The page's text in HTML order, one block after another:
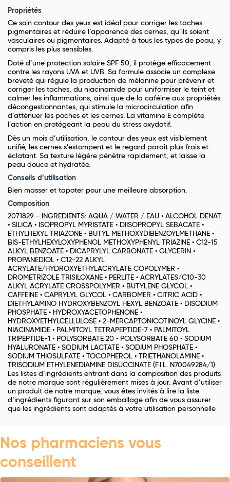
Propriétés
Ce soin contour des yeux est idéal pour corriger les taches
pigmentaires et réduire l’apparence des cernes, qu’ils soient
vasculaires ou pigmentaires. Adapté à tous les types de peau, y
compris les plus sensibles.
Doté d’une protection solaire SPF 50, il protège efficacement
contre les rayons UVA et UVB. Sa formule associe un complexe
breveté qui régule la production de mélanine pour prévenir et
corriger les taches, du niacinamide pour uniformiser le teint et
calmer les inflammations, ainsi que de la caféine aux propriétés
décongestionnantes, qui stimule la microcirculation afin
d’atténuer les poches et les cernes. La vitamine E complète
l’action en protégeant la peau du stress oxydatif.
Dès un mois d’utilisation, le contour des yeux est visiblement
unifié, les cernes s’estompent et le regard paraît plus frais et
éclatant. Sa texture légère pénètre rapidement, et laisse la
peau douce et hydratée.
Conseils d’utilisation
Bien masser et tapoter pour une meilleure absorption.
Composition
2071829 - INGREDIENTS: AQUA / WATER / EAU • ALCOHOL DENAT.
• SILICA • ISOPROPYL MYRISTATE • DIISOPROPYL SEBACATE •
ETHYLHEXYL TRIAZONE • BUTYL METHOXYDIBENZOYLMETHANE •
BIS-ETHYLHEXYLOXYPHENOL METHOXYPHENYL TRIAZINE • C12-15
ALKYL BENZOATE • DICAPRYLYL CARBONATE • GLYCERIN •
PROPANEDIOL • C12-22 ALKYL
ACRYLATE/HYDROXYETHYLACRYLATE COPOLYMER •
DROMETRIZOLE TRISILOXANE • PERLITE • ACRYLATES/C10-30
ALKYL ACRYLATE CROSSPOLYMER • BUTYLENE GLYCOL •
CAFFEINE • CAPRYLYL GLYCOL • CARBOMER • CITRIC ACID •
DIETHYLAMINO HYDROXYBENZOYL HEXYL BENZOATE • DISODIUM
PHOSPHATE • HYDROXYACETOPHENONE •
HYDROXYETHYLCELLULOSE • 2-MERCAPTONICOTINOYL GLYCINE •
NIACINAMIDE • PALMITOYL TETRAPEPTIDE-7 • PALMITOYL
TRIPEPTIDE-1 • POLYSORBATE 20 • POLYSORBATE 60 • SODIUM
HYALURONATE • SODIUM LACTATE • SODIUM PHOSPHATE •
SODIUM THIOSULFATE • TOCOPHEROL • TRIETHANOLAMINE •
TRISODIUM ETHYLENEDIAMINE DISUCCINATE (F.I.L. N70049284/1).
Les listes d’ingrédients entrant dans la composition des produits
de notre marque sont régulièrement mises à jour. Avant d’utiliser
un produit de notre marque, vous êtes invités à lire la liste
d’ingrédients figurant sur son emballage afin de vous assurer
que les ingrédients sont adaptés à votre utilisation personnelle
Nos pharmaciens vous
conseillent